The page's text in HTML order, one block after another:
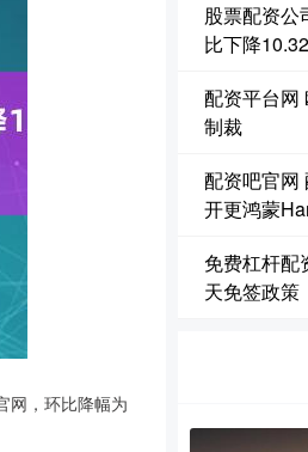
网，环比降幅为
股票配资公
比下降
配资平台网
制裁
配资吧官网
开更鸿蒙
免费杠杆配
天免签政策